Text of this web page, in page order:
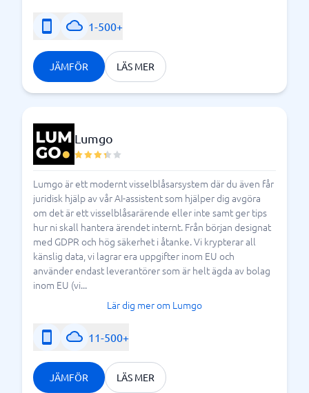
1-500+
JÄMFÖR LÄS MER
Lumgo
Lumgo är ett modernt visselblåsarsystem där du även får
juridisk hjälp av vår AI-assistent som hjälper dig avgöra
om det är ett visselblåsarärende eller inte samt ger tips
hur ni skall hantera ärendet internt. Från början designat
med GDPR och hög säkerhet i åtanke. Vi krypterar all
känslig data, vi lagrar era uppgifter inom EU och
använder endast leverantörer som är helt ägda av bolag
inom EU (vi...
Lär dig mer om Lumgo
11-500+
JÄMFÖR LÄS MER